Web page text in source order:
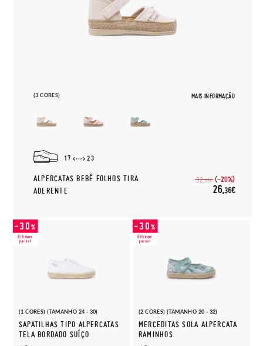
(3 CORES) MAIS INFORMAÇÃO
17 23
ALPERCATAS BEBÉ FOLHOS TIRA
ADERENTE
32,95€ (-20%)
26,36€
(1 CORES) (TAMANHO 24 - 30)
SAPATILHAS TIPO ALPERCATAS
TELA BORDADO SUÍÇO
(2 CORES) (TAMANHO 20 - 32)
MERCEDITAS SOLA ALPERCATA
RAMINHOS